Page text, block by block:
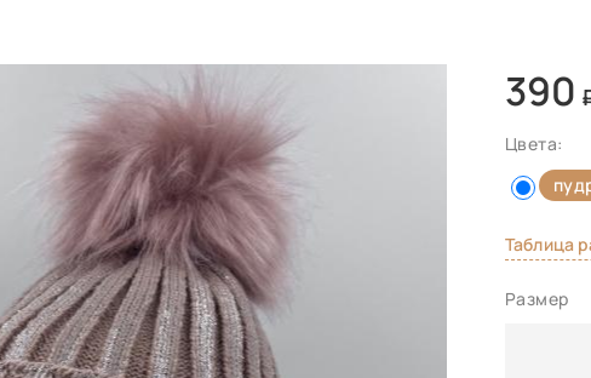
390
Цвета:
Таблица
Размер